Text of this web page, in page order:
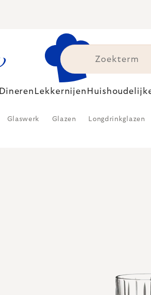
Dineren Lekkernijen
Glaswerk Glazen Longdrinkglazen